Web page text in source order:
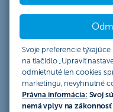
Svoje preferencie
na tlačidlo „Upraviť
odmietnuté len cookies
marketingu, nevyhnutné
Právna informácia: Svoj
nemá vplyv na
Témy e-booku
Všetko, čo
investovaní